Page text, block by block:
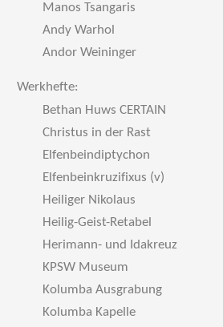
Manos Tsangaris
Andy Warhol
Andor Weininger
Werkhefte:
Bethan Huws CERTAIN
Christus in der Rast
Elfenbeindiptychon
Elfenbeinkruzifixus (v)
Heiliger Nikolaus
Heilig-Geist-Retabel
Herimann- und Idakreuz
KPSW Museum
Kolumba Ausgrabung
Kolumba Kapelle